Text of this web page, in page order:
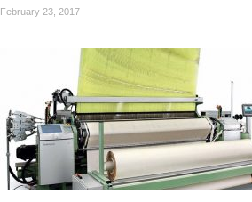
February 23, 2017